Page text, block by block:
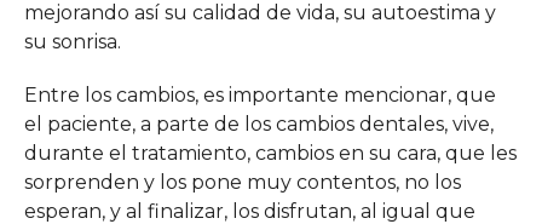
mejorando así su calidad de vida, su autoestima y
su sonrisa.
Entre los cambios, es importante mencionar, que
el paciente, a parte de los cambios dentales, vive,
durante el tratamiento, cambios en su cara, que les
sorprenden y los pone muy contentos, no los
esperan, y al finalizar, los disfrutan, al igual que